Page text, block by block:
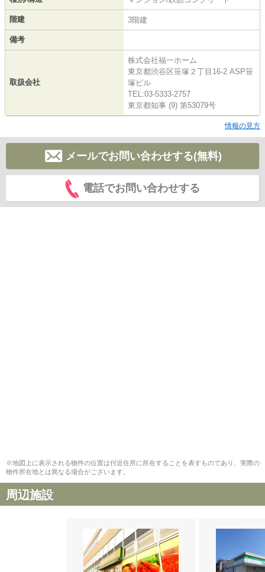
階建 3階建
備考
取扱会社
株式会社福一ホーム
東京都渋谷区笹塚２丁目16-2 ASP笹
塚ビル
TEL:03-5333-2757
東京都知事 (9) 第53079号
情報の見方
メールでお問い合わせする(無料)
電話でお問い合わせする
※地図上に表示される物件の位置は付近住所に所在することを表すものであり、実際の
物件所在地とは異なる場合がございます。
周辺施設